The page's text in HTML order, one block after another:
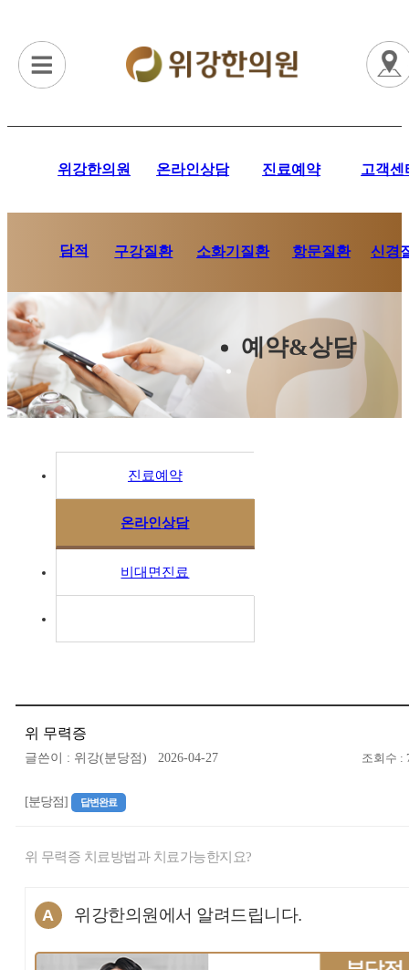
위강한의원 온라인상담 진료예약 고객센
담적 구강질환 소화기질환 항문질환 신경
예약&상담
진료예약
온라인상담
비대면진료
위 무력증
글쓴이 : 위강(분당점) 2026-04-27 조회수 :
[분당점] 답변완료
위 무력증 치료방법과 치료가능한지요?
A 위강한의원에서 알려드립니다.